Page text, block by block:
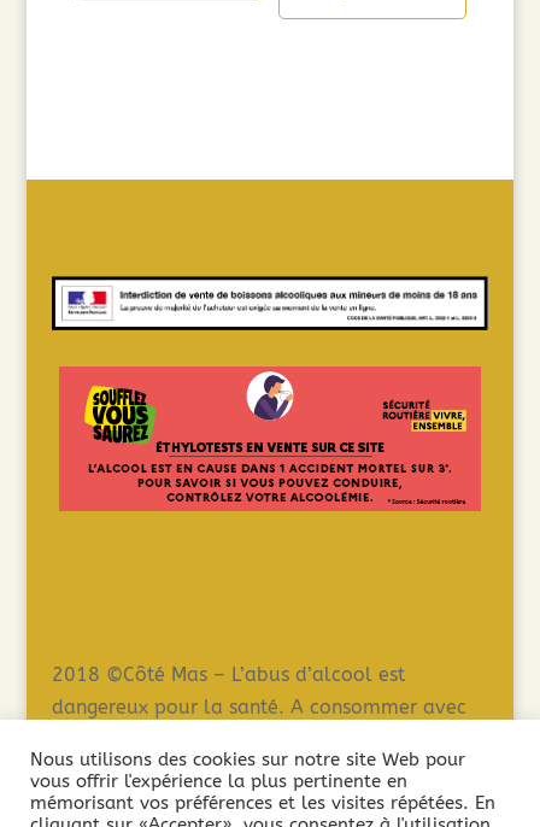
2018 ©Côté Mas – L’abus d’alcool est
dangereux pour la santé. A consommer avec
est interdite aux mineurs de moins de 18 ans.
La preuve de la majorité de l’acheteur est
Nous utilisons des cookies sur notre site Web pour
vous offrir l'expérience la plus pertinente en
mémorisant vos préférences et les visites répétées. En